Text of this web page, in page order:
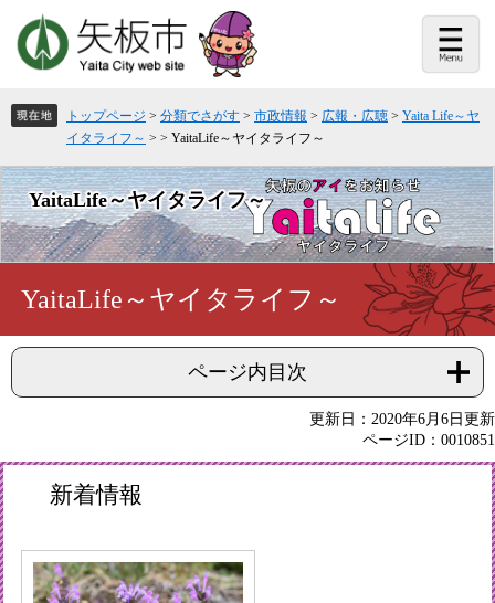
頭
で
飛
ば
て
本
文
へ
トップページ > 分類でさがす > 市政情報 > 広報・広聴 > Yaita Life～ヤ
イタライフ～ > > YaitaLife～ヤイタライフ～
YaitaLife～ヤイタライフ～
YaitaLife～ヤイタライフ～
ページ内目次
更新日：2020年6月6日更新
ページID：0010851
新着情報